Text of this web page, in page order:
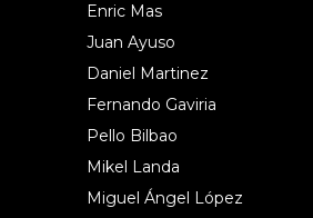
Enric Mas
Juan Ayuso
Daniel Martinez
Fernando Gaviria
Pello Bilbao
Mikel Landa
Miguel Ángel López